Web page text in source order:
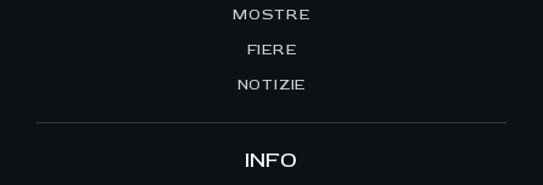
MOSTRE
FIERE
NOTIZIE
INFO